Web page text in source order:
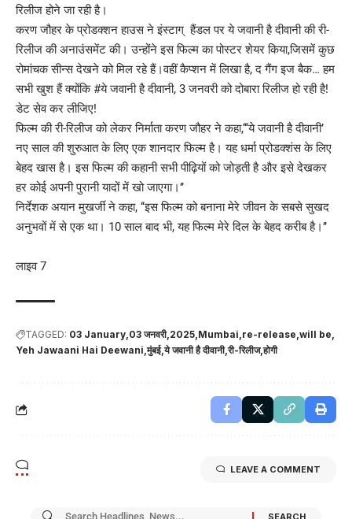
रिलीज होने जा रही है।
करण जौहर के प्रोडक्शन हाउस ने इंस्टाग् हैंडल पर ये जवानी है दीवानी की री-
रिलीज की अनाउंसमेंट की। उन्होंने इस फिल्म का पोस्टर शेयर किया,जिसमें कुछ
रोमांचक सीन्स देखने को मिल रहे हैं।वहीं कैप्शन में लिखा है, द गैंग इज बैक… हम
सभी खुश हैं क्योंकि #ये जवानी है दीवानी, 3 जनवरी को दोबारा रिलीज हो रही है!
डेट सेव कर लीजिए!
फिल्म की री-रिलीज को लेकर निर्माता करण जौहर ने कहा,‘‘‘ये जवानी है दीवानी’
नए साल की शुरुआत के लिए एक शानदार फिल्म है। यह धर्मा प्रोडक्शंस के लिए
बेहद खास है। इस फिल्म की कहानी सभी पीढ़ियों को जोड़ती है और इसे देखकर
हर कोई अपनी पुरानी यादों में खो जाएगा।’’
निर्देशक अयान मुखर्जी ने कहा, ‘‘इस फिल्म को बनाना मेरे जीवन के सबसे सुखद
अनुभवों में से एक था। 10 साल बाद भी, यह फिल्म मेरे दिल के बेहद करीब है।’’
लाइव 7
TAGGED: 03 January 03 जनवरी 2025 Mumbai re-release will be
Yeh Jawaani Hai Deewani मुंबई ये जवानी है दीवानी री-रिलीज होगी
LEAVE A COMMENT